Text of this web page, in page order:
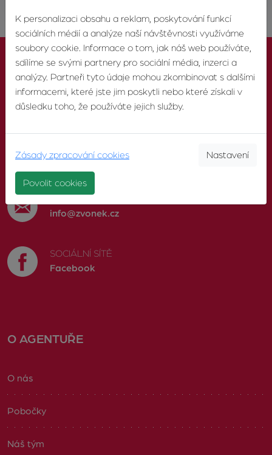
KONTAKTUJTE NÁS
603 246 680
info@zvonek.cz
SOCIÁLNÍ SÍTĚ
Facebook
O AGENTUŘE
O nás
Pobočky
Náš tým
K personalizaci obsahu a reklam, poskytování funkcí
sociálních médií a analýze naší návštěvnosti využíváme
soubory cookie. Informace o tom, jak náš web používáte,
sdílíme se svými partnery pro sociální média, inzerci a
analýzy. Partneři tyto údaje mohou zkombinovat s dalšími
informacemi, které jste jim poskytli nebo které získali v
důsledku toho, že používáte jejich služby.
Zásady zpracování cookies Nastavení
Povolit cookies